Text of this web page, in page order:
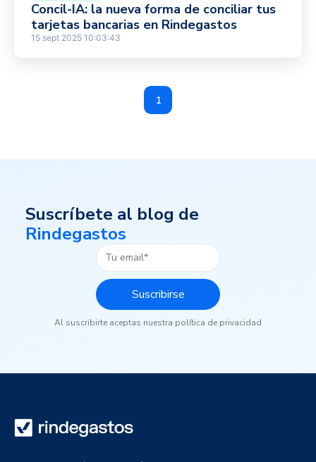
Concil-IA: la nueva forma de conciliar tus
tarjetas bancarias en Rindegastos
15 sept 2025 10:03:43
1
Suscríbete al blog de
Rindegastos
Al suscribirte aceptas nuestra política de privacidad